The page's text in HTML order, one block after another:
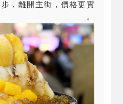
，離開主街，價格更實
。